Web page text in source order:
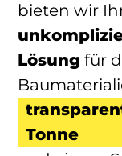
bieten wir
Lösung für
Tonne